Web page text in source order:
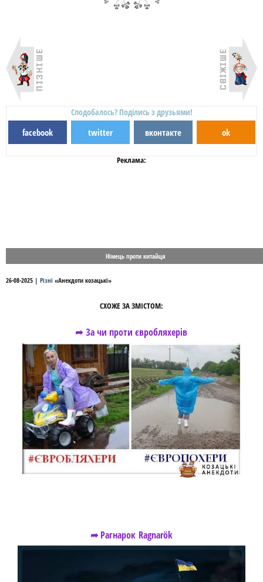
Сподобалось? Поділись з друзьями!
facebook twitter вконтакте ok
Реклама:
Німець проти китайця
26-08-2025 | Різні «Анекдоти козацькі»
СХОЖЕ ЗА ЗМІСТОМ:
➦ За чи проти євробляхерів
➦ Рагнарок Ragnarök